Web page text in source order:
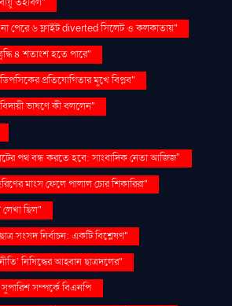
পেরে ৬ ফ্লাইট diverted সিলেট ও কলকাতায়''
৪ শতাংশ হতে পারে''
প্রতিযোগিতার মুখে বিপ্লব''
ভাষণে কী বললেন''
পথ বন্ধ করতে হবে: সাংবাদিক নেতা আজিজ"
মাংস ফেলে পালাল চোর শিকারিরা''
লেখা ছিল''
সংসদ নির্বাচন: একটি বিশ্লেষণ''
নিষিদ্ধের আহ্বান ছাত্রদলের''
সম্পর্কে বিএনপি